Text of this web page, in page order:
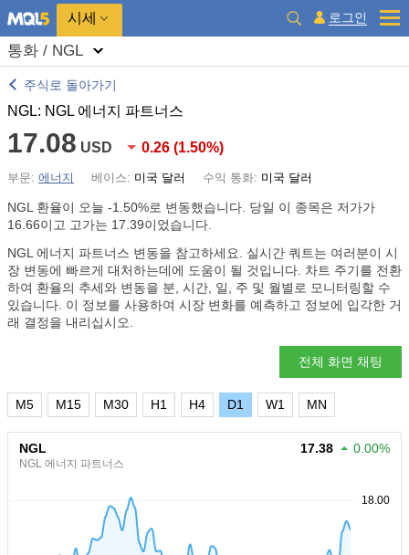
시세 로그인
통화 / NGL
주식로 돌아가기
NGL: NGL 에너지 파트너스
17.08 USD 0.26 (1.50%)
부문: 에너지 베이스: 미국 달러 수익 통화: 미국 달러
NGL 환율이 오늘 -1.50%로 변동했습니다. 당일 이 종목은 저가가
16.66이고 고가는 17.39이었습니다.
NGL 에너지 파트너스 변동을 참고하세요. 실시간 쿼트는 여러분이 시
장 변동에 빠르게 대처하는데에 도움이 될 것입니다. 차트 주기를 전환
하여 환율의 추세와 변동을 분, 시간, 일, 주 및 월별로 모니터링할 수
있습니다. 이 정보를 사용하여 시장 변화를 예측하고 정보에 입각한 거
래 결정을 내리십시오.
전체 화면 채팅
M5 M15 M30 H1 H4 D1 W1 MN
NGL
NGL 에너지 파트너스
17.38 0.00%